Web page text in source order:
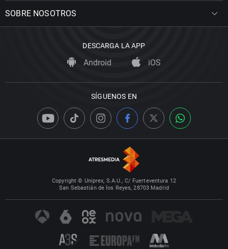
SOBRE NOSOTROS
DESCARGA LA APP
Android iOS
SÍGUENOS EN
Copyright © Uniprex, S.A.U., C/ Fuerteventura 12
San Sebastián de los Reyes, 28703 Madrid